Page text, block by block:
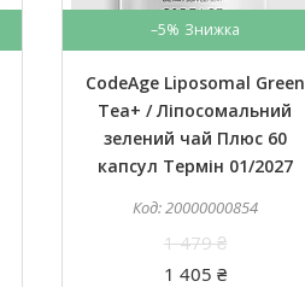
–5%
CodeAge Liposomal Green
Tea+ / Ліпосомальний
зелений чай Плюс 60
капсул Термін 01/2027
20000000854
1 479 ₴
1 405 ₴